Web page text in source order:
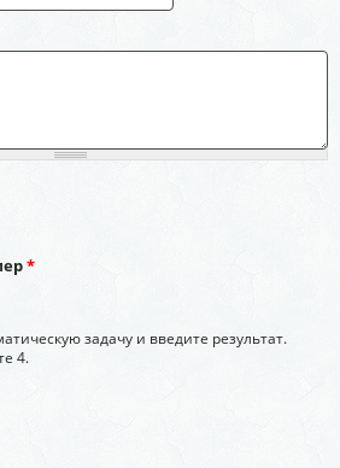
*
задачу и введите результат.
4.